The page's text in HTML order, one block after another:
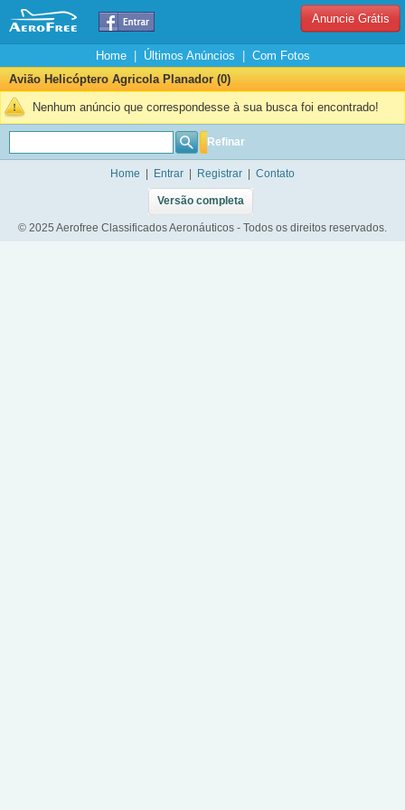
Anuncie Grátis
Home| Últimos Anúncios
Com Fotos
Avião Helicóptero Agricola Planador (0)
Nenhum anúncio que correspondesse à sua busca foi encontrado!
Refinar
Home Entrar Registrar Contato
Versão completa
© 2025 Aerofree Classificados Aeronáuticos - Todos os direitos reservados.